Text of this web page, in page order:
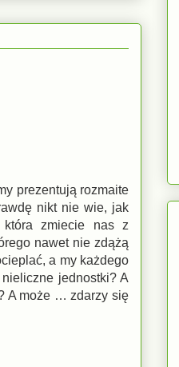
prezentują rozmaite
nikt nie wie, jak
zmiecie nas z
nawet nie zdążą
a my każdego
jednostki? A
A może … zdarzy się